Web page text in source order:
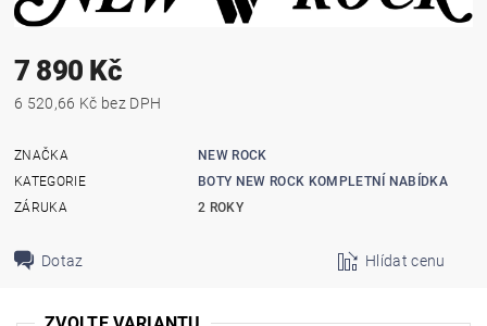
7 890 Kč
6 520,66 Kč bez DPH
ZNAČKA
NEW ROCK
KATEGORIE
BOTY NEW ROCK KOMPLETNÍ NABÍDKA
ZÁRUKA
2 ROKY
Dotaz Hlídat cenu